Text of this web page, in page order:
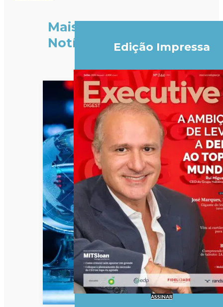
Mais
Notícias
Edição Impressa
ASSINAR